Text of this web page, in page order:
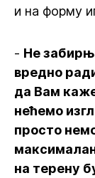
и на форму
- Не
вредно
да Вам
нећемо
просто
на терену